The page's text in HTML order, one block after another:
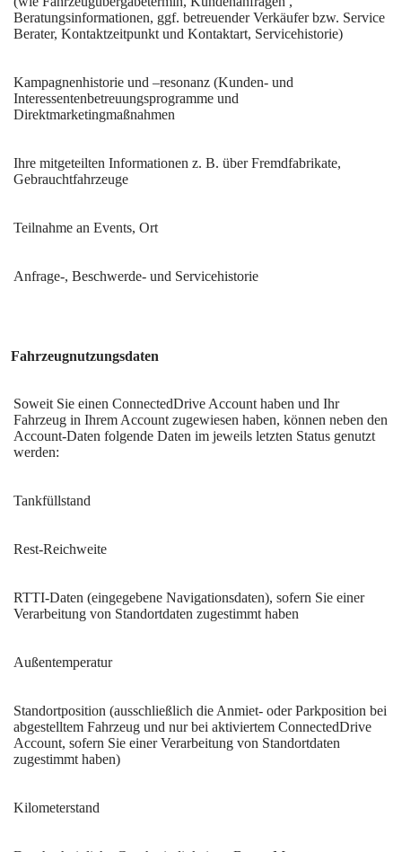
Beratungsinformationen, ggf. betreuender Verkäufer bzw. Service
Berater, Kontaktzeitpunkt und Kontaktart, Servicehistorie)
Kampagnenhistorie und –resonanz (Kunden- und
Interessentenbetreuungsprogramme und
Direktmarketingmaßnahmen
Ihre mitgeteilten Informationen z. B. über Fremdfabrikate,
Gebrauchtfahrzeuge
Teilnahme an Events, Ort
Anfrage-, Beschwerde- und Servicehistorie
Fahrzeugnutzungsdaten
Soweit Sie einen ConnectedDrive Account haben und Ihr
Fahrzeug in Ihrem Account zugewiesen haben, können neben den
Account-Daten folgende Daten im jeweils letzten Status genutzt
werden:
Tankfüllstand
Rest-Reichweite
RTTI-Daten (eingegebene Navigationsdaten), sofern Sie einer
Verarbeitung von Standortdaten zugestimmt haben
Außentemperatur
Standortposition (ausschließlich die Anmiet- oder Parkposition bei
abgestelltem Fahrzeug und nur bei aktiviertem ConnectedDrive
Account, sofern Sie einer Verarbeitung von Standortdaten
zugestimmt haben)
Kilometerstand